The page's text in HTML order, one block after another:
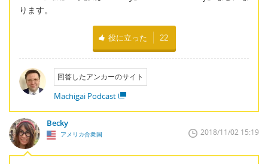
ります。
役に立った 22
回答したアンカーのサイト
Machigai Podcast
Becky
アメリカ合衆国 2018/11/02 15:19